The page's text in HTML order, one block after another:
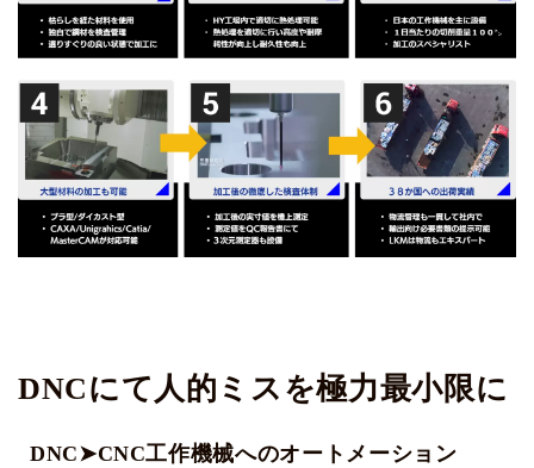
DNCにて人的ミスを極力最小限に
DNC➤CNC工作機械へのオートメーション